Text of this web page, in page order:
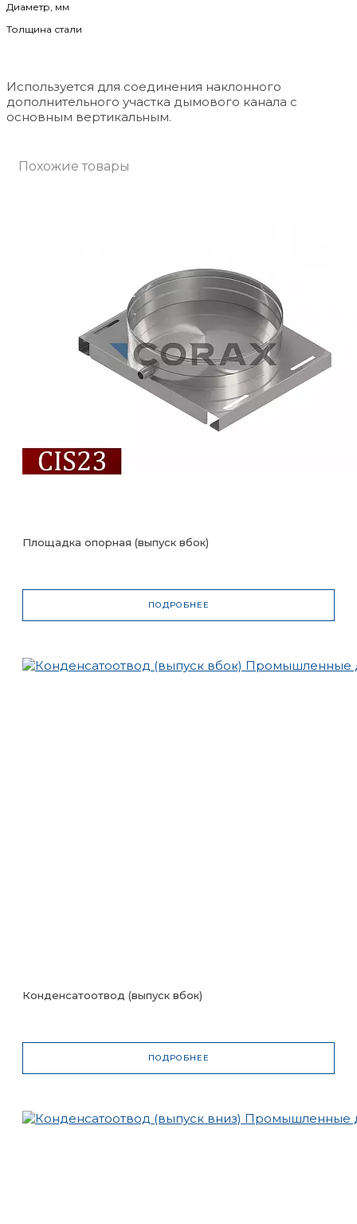
Диаметр, мм
Толщина стали
Используется для соединения наклонного
дополнительного участка дымового канала с
основным вертикальным.
Похожие товары
Площадка опорная (выпуск вбок)
ПОДРОБНЕЕ
Конденсатоотвод (выпуск вбок)
ПОДРОБНЕЕ